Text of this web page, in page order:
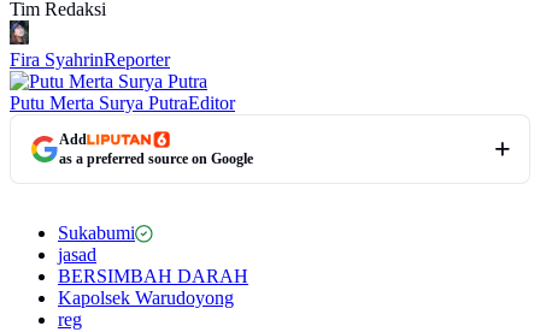
Tim Redaksi
Fira SyahrinReporter
Putu Merta Surya PutraEditor
Add
as a preferred source on Google
Sukabumi
jasad
BERSIMBAH DARAH
Kapolsek Warudoyong
reg